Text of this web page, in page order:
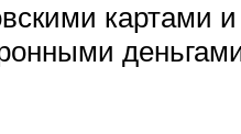
картами и